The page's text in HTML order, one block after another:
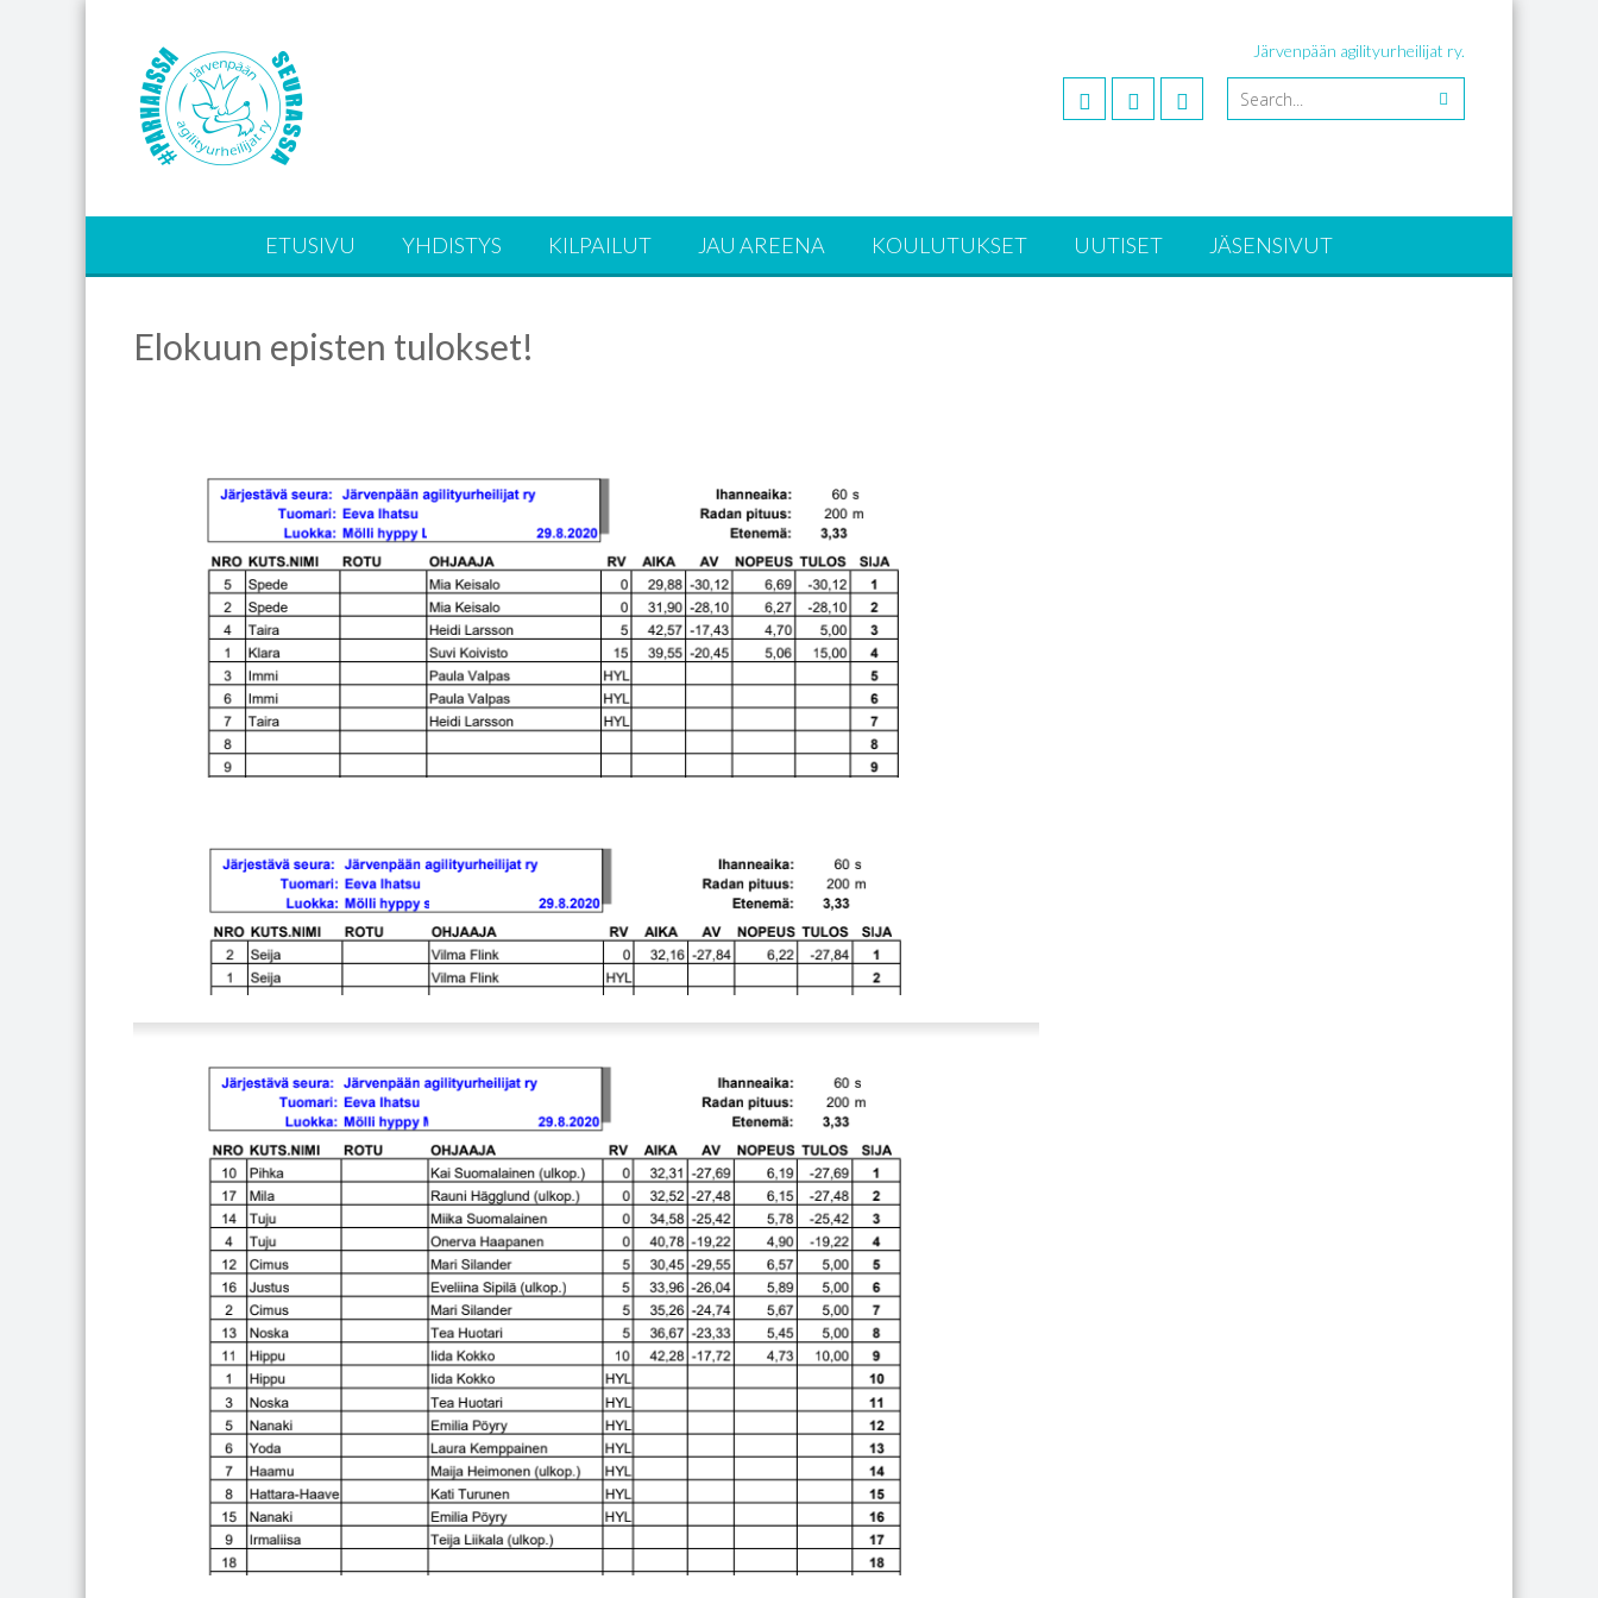
Järvenpään agilityurheilijat ry.
ETUSIVU YHDISTYS KILPAILUT JAU AREENA KOULUTUKSET UUTISET JÄSENSIVUT
Elokuun episten tulokset!